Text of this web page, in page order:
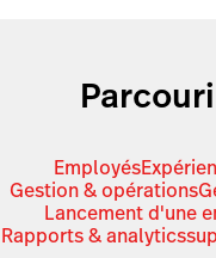
Employés
Gestion & opérations
Lancement d'une
Rapports & analytics